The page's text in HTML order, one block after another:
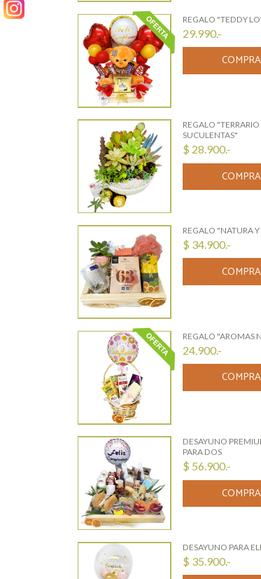
REGALO "TEDDY
29.990.-
REGALO "TERRARIO
SUCULENTAS"
$ 28.900.-
REGALO "NATURA
$ 34.900.-
REGALO "AROMAS
24.900.-
DESAYUNO
PARA DOS
$ 56.900.-
DESAYUNO PARA
$ 35.900.-